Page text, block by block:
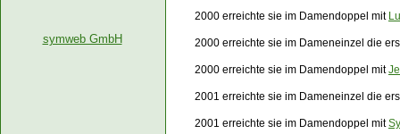
2000 erreichte sie im Damendoppel mit
2000 erreichte sie im Dameneinzel die
2000 erreichte sie im Damendoppel mit
2001 erreichte sie im Dameneinzel die
2001 erreichte sie im Damendoppel mit
symweb GmbH